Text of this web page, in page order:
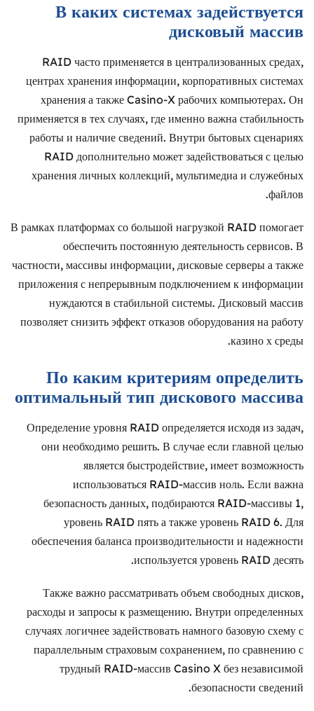
В каких системах задействуется
дисковый массив
RAID часто применяется в централизованных средах,
центрах хранения информации, корпоративных системах
хранения а также Casino-X рабочих компьютерах. Он
применяется в тех случаях, где именно важна стабильность
работы и наличие сведений. Внутри бытовых сценариях
RAID дополнительно может задействоваться с целью
хранения личных коллекций, мультимедиа и служебных
файлов.
В рамках платформах со большой нагрузкой RAID помогает
обеспечить постоянную деятельность сервисов. В
частности, массивы информации, дисковые серверы а также
приложения с непрерывным подключением к информации
нуждаются в стабильной системы. Дисковый массив
позволяет снизить эффект отказов оборудования на работу
казино х среды.
По каким критериям определить
оптимальный тип дискового массива
Определение уровня RAID определяется исходя из задач,
они необходимо решить. В случае если главной целью
является быстродействие, имеет возможность
использоваться RAID-массив ноль. Если важна
безопасность данных, подбираются RAID-массивы 1,
уровень RAID пять а также уровень RAID 6. Для
обеспечения баланса производительности и надежности
используется уровень RAID десять.
Также важно рассматривать объем свободных дисков,
расходы и запросы к размещению. Внутри определенных
случаях логичнее задействовать намного базовую схему с
параллельным страховым сохранением, по сравнению с
трудный RAID-массив Casino X без независимой
безопасности сведений.